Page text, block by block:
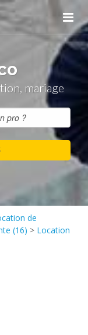
mariage
de
(16) > Location